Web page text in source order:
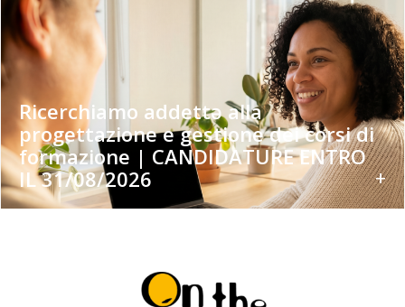
Ricerchiamo addettə alla
progettazione e gestione dei corsi di
formazione | CANDIDATURE ENTRO
IL 31/08/2026
+